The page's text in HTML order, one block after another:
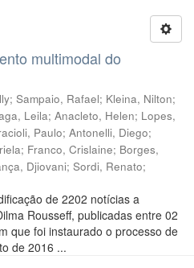
multimodal do
; Sampaio, Rafael; Kleina, Nilton;
Leila; Anacleto, Helen; Lopes,
Paulo; Antonelli, Diego;
; Franco, Crislaine; Borges,
Djiovani; Sordi, Renato;
de 2202 notícias a
Rousseff, publicadas entre 02
que foi instaurado o processo de
de 2016 ...